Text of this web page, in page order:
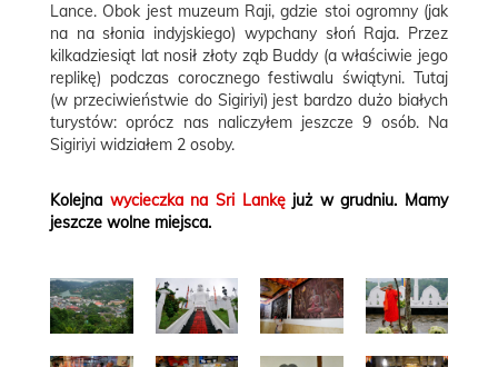
Lance. Obok jest muzeum Raji, gdzie stoi ogromny (jak
na na słonia indyjskiego) wypchany słoń Raja. Przez
kilkadziesiąt lat nosił złoty ząb Buddy (a właściwie jego
replikę) podczas corocznego festiwalu świątyni. Tutaj
(w przeciwieństwie do Sigiriyi) jest bardzo dużo białych
turystów: oprócz nas naliczyłem jeszcze 9 osób. Na
Sigiriyi widziałem 2 osoby.
Kolejna wycieczka na Sri Lankęjuż w grudniu. Mamy
jeszcze wolne miejsca.